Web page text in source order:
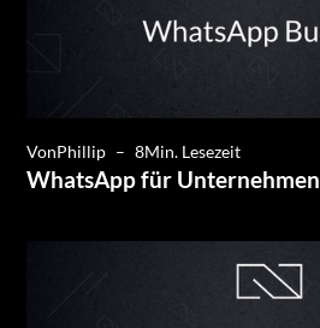
VonPhillip – 8Min. Lesezeit
WhatsApp für Unternehmen